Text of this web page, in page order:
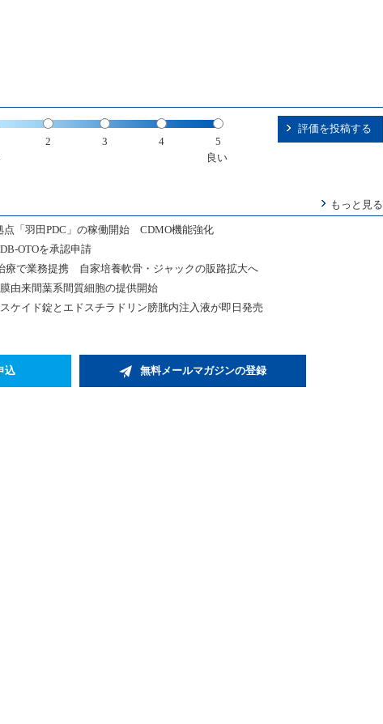
2 3 4
5
良い
評価を投稿する
もっと見る
「羽田PDC」の稼働開始 CDMO機能強化
OTOを承認申請
療で業務提携 自家培養軟骨・ジャックの販路拡大へ
由来間葉系間質細胞の提供開始
イド錠とエドスチラドリン膀胱内注入液が即日発売
込 無料メールマガジンの登録